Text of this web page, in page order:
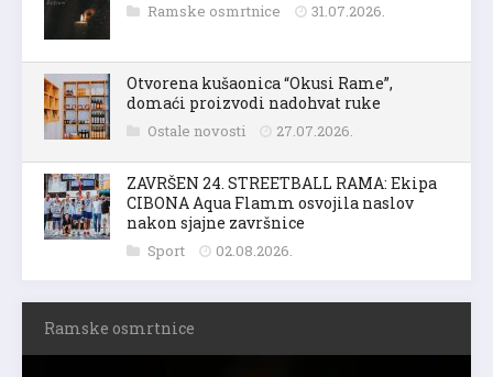
Ramske osmrtnice 31.07.2026.
Otvorena kušaonica “Okusi Rame”,
domaći proizvodi nadohvat ruke
Ostale novosti 27.07.2026.
ZAVRŠEN 24. STREETBALL RAMA: Ekipa
CIBONA Aqua Flamm osvojila naslov
nakon sjajne završnice
Sport 02.08.2026.
Ramske osmrtnice